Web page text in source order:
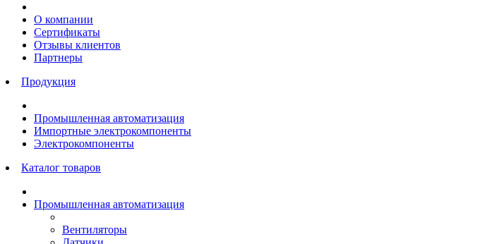
О компании
Сертификаты
Отзывы клиентов
Партнеры
Продукция
Промышленная автоматизация
Импортные электрокомпоненты
Электрокомпоненты
Каталог товаров
Промышленная автоматизация
Вентиляторы